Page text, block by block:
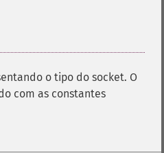
o tipo do socket. O
com as constantes